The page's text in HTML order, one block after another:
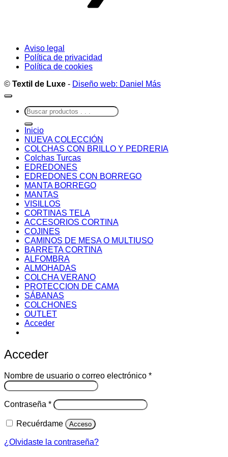
Aviso legal
Política de privacidad
Política de cookies
© Textil de Luxe - Diseño web: Daniel Más
Buscar
por:
Inicio
NUEVA COLECCIÓN
COLCHAS CON BRILLO Y PEDRERIA
Colchas Turcas
EDREDONES
EDREDONES CON BORREGO
MANTA BORREGO
MANTAS
VISILLOS
CORTINAS TELA
ACCESORIOS CORTINA
COJINES
CAMINOS DE MESA O MULTIUSO
BARRETA CORTINA
ALFOMBRA
ALMOHADAS
COLCHA VERANO
PROTECCION DE CAMA
SÁBANAS
COLCHONES
OUTLET
Acceder
Acceder
Nombre de usuario o correo electrónico *Obligatorio
Contraseña *Obligatorio
Recuérdame Acceso
¿Olvidaste la contraseña?